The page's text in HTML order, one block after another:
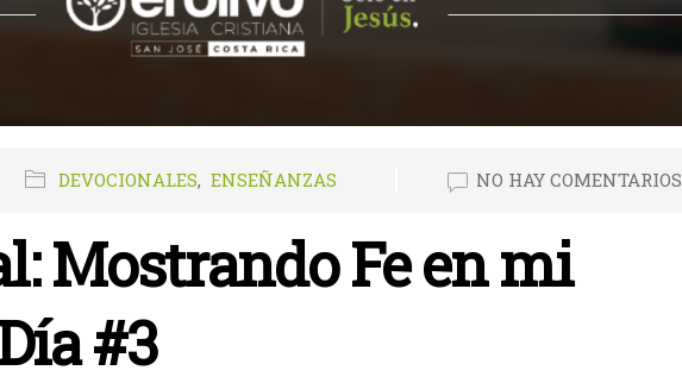
DEVOCIONALES, ENSEÑANZAS NO HAY COMENTARIOS
Mostrando Fe en mi
#3